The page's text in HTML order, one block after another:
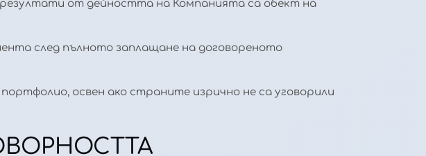
резултати от дейността на Компанията са обект на
след пълното заплащане на договореното
освен ако страните изрично не са уговорили